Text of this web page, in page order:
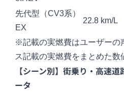
先代型（CV3系）
EX
22.8 km/L
※記載の実燃費はユーザーの
ス記載の実燃費をまとめた数
【シーン別】街乗り・高速
ータ